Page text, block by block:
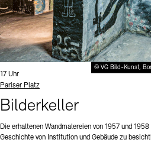
© VG Bild-Kunst,
Uhrzeit:
17 Uhr
Standort
Pariser Platz
Bilderkeller
Die erhaltenen Wandmalereien von 1957 und
Geschichte von Institution und Gebäude zu